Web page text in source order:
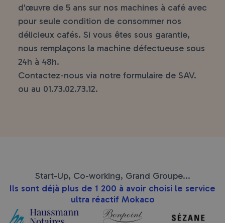
d'œuvre de 5 ans sur nos machines à café avec
pour seule condition de consommer nos
délicieux cafés. Si vous êtes sous garantie,
nous remplaçons la machine défectueuse sous
24h à 48h.
Contactez-nous via notre formulaire de SAV.
ou au 01.73.02.73.12.
Start-Up, Co-working, Grand Groupe...
Ils sont déjà plus de 1 200 à avoir choisi le service
ultra réactif Mokaco